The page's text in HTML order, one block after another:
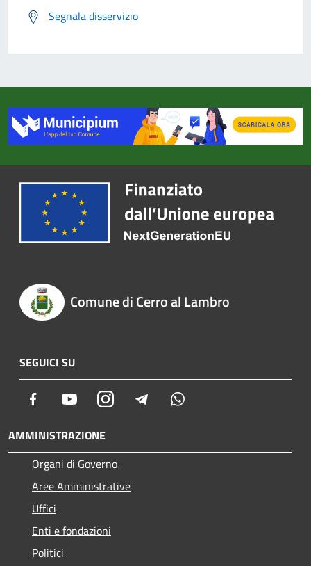
Segnala disservizio
Comune di Cerro al Lambro
SEGUICI SU
Facebook YoutubeInstagram Telegram
AMMINISTRAZIONE
Organi di Governo
Aree Amministrative
Uffici
Enti e fondazioni
Politici